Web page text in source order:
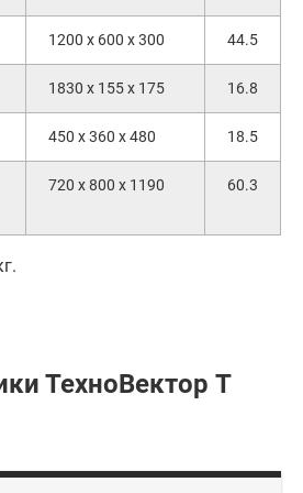
1200 x 600 x 300 44.5
1830 x 155 x 175 16.8
450 x 360 x 480 18.5
720 x 800 x 1190 60.3
ТехноВектор T